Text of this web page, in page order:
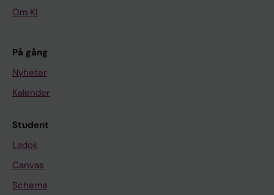
Om KI
På gång
Nyheter
Kalender
Student
Ladok
Canvas
Schema